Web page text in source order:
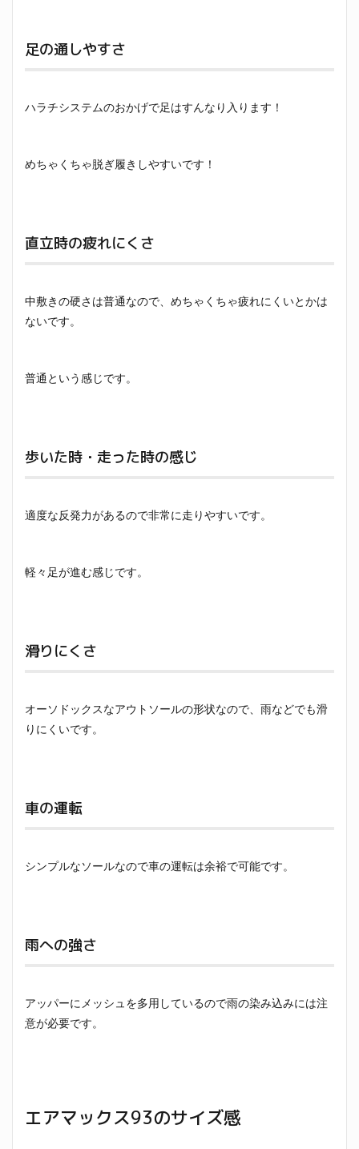
足の通しやすさ
ハラチシステムのおかげで足はすんなり入ります！
めちゃくちゃ脱ぎ履きしやすいです！
直立時の疲れにくさ
中敷きの硬さは普通なので、めちゃくちゃ疲れにくいとかは
ないです。
普通という感じです。
歩いた時・走った時の感じ
適度な反発力があるので非常に走りやすいです。
軽々足が進む感じです。
滑りにくさ
オーソドックスなアウトソールの形状なので、雨などでも滑
りにくいです。
車の運転
シンプルなソールなので車の運転は余裕で可能です。
雨への強さ
アッパーにメッシュを多用しているので雨の染み込みには注
意が必要です。
エアマックス93のサイズ感